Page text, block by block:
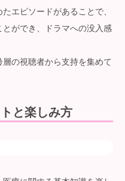
エピソードがあることで、
ができ、ドラマへの没入感
の視聴者から支持を集めて
と楽しみ方